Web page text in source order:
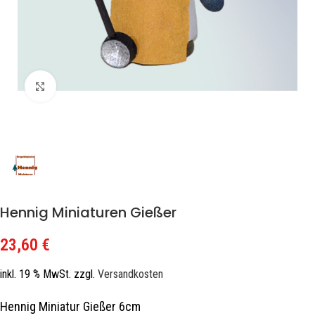
Zum Vergrößern klicken
Hennig Miniaturen Gießer
23,60 €
inkl. 19 % MwSt. zzgl. Versandkosten
Hennig Miniatur Gießer 6cm